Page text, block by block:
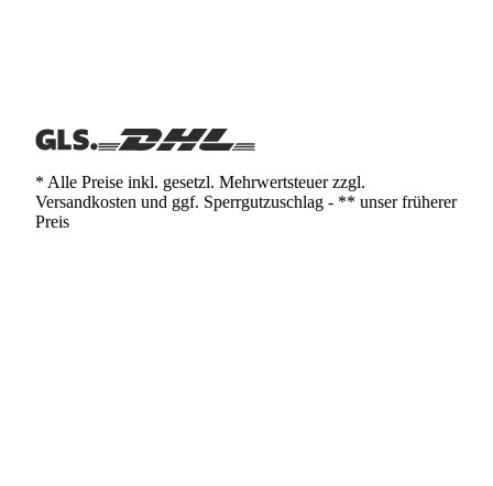
* Alle Preise inkl. gesetzl. Mehrwertsteuer zzgl.
Versandkosten und ggf. Sperrgutzuschlag - ** unser früherer
Preis